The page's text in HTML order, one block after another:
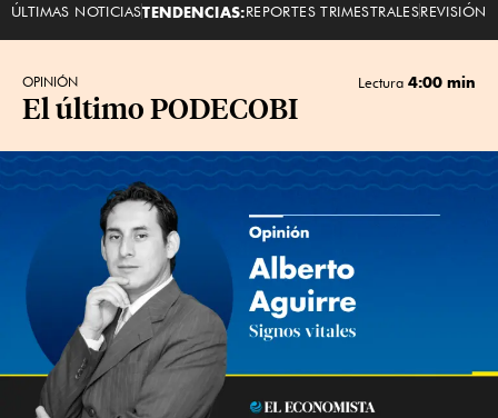
ÚLTIMAS NOTICIASTENDENCIAS:REPORTES TRIMESTRALESREVISIÓN
OPINIÓN Lectura 4:00 min
El último PODECOBI